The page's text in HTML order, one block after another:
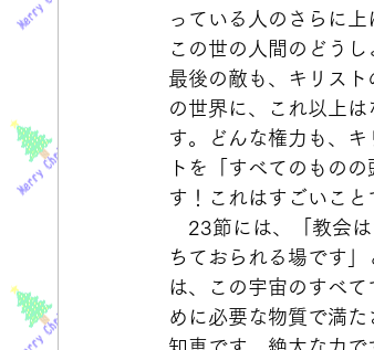
っている人のさらに
この世の人間のどう
最後の敵も、キリス
の世界に、これ以上
す。どんな権力も、
トを「すべてのもの
す！これはすごいこと
23節には、「教会は
ちておられる場です
は、この宇宙のすべ
めに必要な物質で満